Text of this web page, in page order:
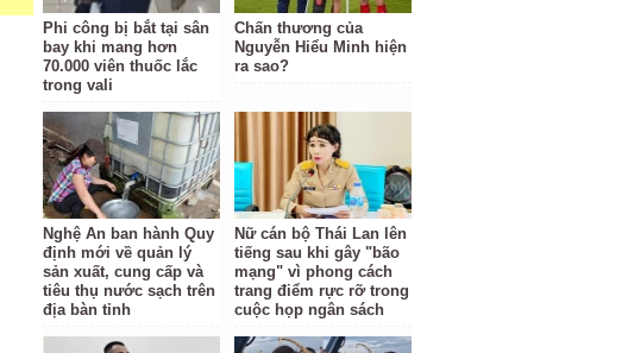
Phi công bị bắt tại sân
bay khi mang hơn
70.000 viên thuốc lắc
trong vali
Chấn thương của
Nguyễn Hiểu Minh hiện
ra sao?
Nghệ An ban hành Quy
định mới về quản lý
sản xuất, cung cấp và
tiêu thụ nước sạch trên
địa bàn tỉnh
Nữ cán bộ Thái Lan lên
tiếng sau khi gây "bão
mạng" vì phong cách
trang điểm rực rỡ trong
cuộc họp ngân sách